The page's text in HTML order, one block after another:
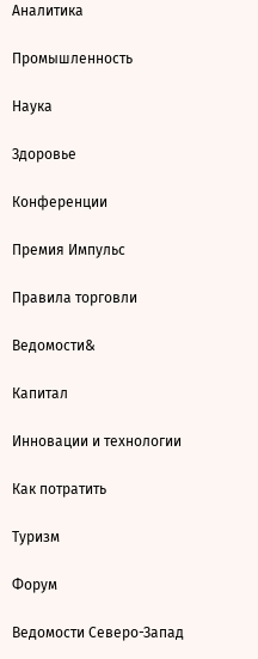
Аналитика
Промышленность
Наука
Здоровье
Конференции
Премия Импульс
Правила торговли
Ведомости&
Капитал
Инновации и технологии
Как потратить
Туризм
Форум
Ведомости Северо-Запад